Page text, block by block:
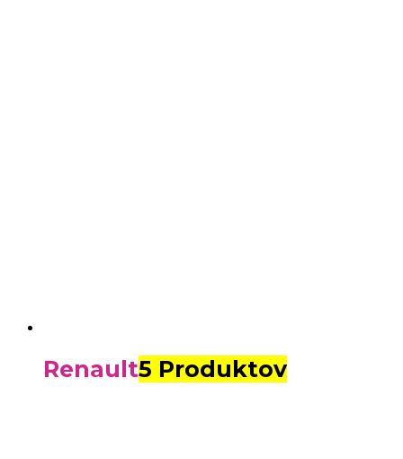
Renault5 Produktov